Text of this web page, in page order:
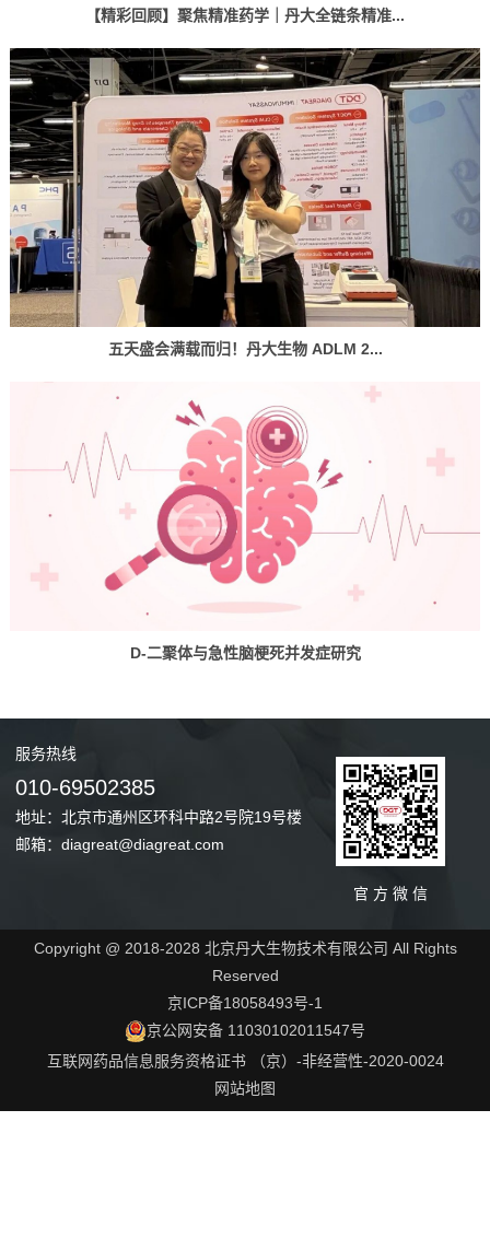
【精彩回顾】聚焦精准药学｜丹大全链条精准...
五天盛会满载而归！丹大生物 ADLM 2...
D-二聚体与急性脑梗死并发症研究
服务热线
010-69502385
地址：北京市通州区环科中路2号院19号楼
邮箱：diagreat@diagreat.com
官 方 微 信
Copyright @ 2018-2028 北京丹大生物技术有限公司 All Rights
Reserved
京ICP备18058493号-1
京公网安备 11030102011547号
互联网药品信息服务资格证书 （京）-非经营性-2020-0024
网站地图